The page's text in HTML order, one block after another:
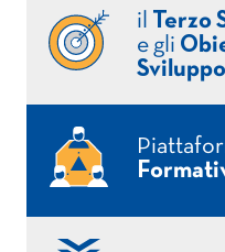
il
Terzo
e gli